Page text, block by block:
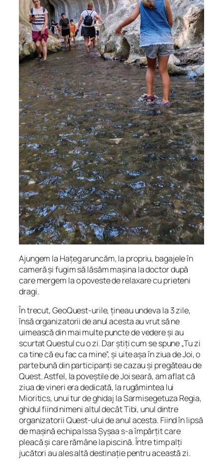
Ajungem la Hațeg aruncăm, la propriu, bagajele în
cameră și fugim să lăsăm mașina la doctor după
care mergem la o poveste de relaxare cu prieteni
dragi.
În trecut, GeoQuest-urile, țineau undeva la 3 zile,
însă organizatorii de anul acesta au vrut să ne
uimească din mai multe puncte de vedere și au
scurtat Questul cu o zi. Dar știți cum se spune „Tu zi
ca tine că eu fac ca mine”, și uite așa în ziua de Joi, o
parte bună din participanți se cazau și pregăteau de
Quest. Astfel, la poveștile de Joi seară, am aflat că
ziua de vineri era dedicată, la rugămintea lui
Mioritics, unui tur de ghidaj la Sarmisegetuza Regia,
ghidul fiind nimeni altul decât Tibi, unul dintre
organizatorii Quest-ului de anul acesta. Fiind în lipsă
de mașină echipa Issa Șyșaa s-a împărțit care
pleacă și care rămâne la piscină. Între timp alți
jucători au ales altă destinație pentru această zi.